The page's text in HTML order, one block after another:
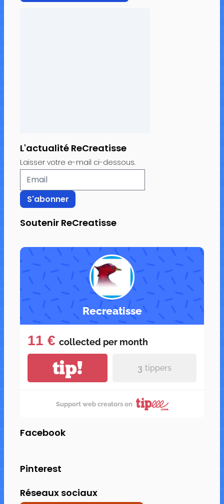
L'actualité ReCreatisse
Laisser votre e-mail ci-dessous.
Soutenir ReCreatisse
Recreatisse
11 € collected per month
tip! 3 tippers
Support web creators on
Facebook
Pinterest
Réseaux sociaux